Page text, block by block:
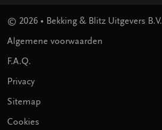
© 2026 • Bekking & Blitz Uitgevers B.V.
Algemene voorwaarden
F.A.Q.
Privacy
Sitemap
Cookies